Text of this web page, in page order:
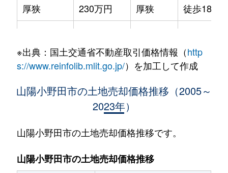
厚狭
230万円 厚狭
徒歩18分
大字小野田
10万円 浜河内
徒歩9分
260万円
大字鴨庄
640万円 厚狭
大字鴨庄
200万円 厚狭
※出典：国土交通省不動産取引価格情報（http
s://www.reinfolib.mlit.go.jp/）を加工して作成
山陽小野田市の土地売却価格推移（2005～
2023年）
山陽小野田市の土地売却価格推移です。
山陽小野田市の土地売却価格推移